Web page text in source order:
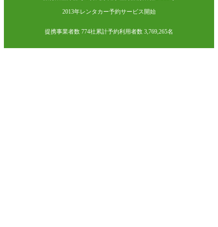
2013年レンタカー予約サービス開始
提携事業者数 774社累計予約利用者数 3,769,265名